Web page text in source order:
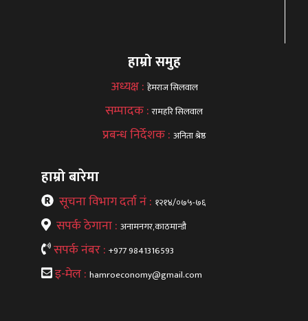
हाम्रो समुह
अध्यक्ष : हेमराज सिलवाल
सम्पादक :रामहरि सिलवाल
प्रबन्ध निर्देशक : अनिता श्रेष्ठ
हाम्रो बारेमा
सूचना विभाग दर्ता नं : १२१४/०७५-७६
सपर्क ठेगाना : अनामनगर,काठमान्डौ
सपर्क नंबर : +977 9841316593
इ-मेल : hamroeconomy@gmail.com